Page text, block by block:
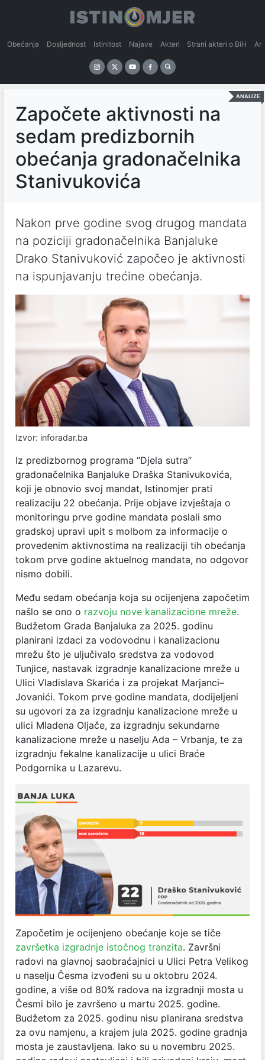
Obećanja Dosljednost Istinitost Najave Akteri Strani akteri o BiH
ANALIZE
Započete aktivnosti na
sedam predizbornih
obećanja gradonačelnika
Stanivukovića
Nakon prve godine svog drugog mandata
na poziciji gradonačelnika Banjaluke
Drako Stanivuković započeo je aktivnosti
na ispunjavanju trećine obećanja.
Izvor: inforadar.ba
Iz predizbornog programa “Djela sutra”
gradonačelnika Banjaluke Draška Stanivukovića,
koji je obnovio svoj mandat, Istinomjer prati
realizaciju 22 obećanja. Prije objave izvještaja o
monitoringu prve godine mandata poslali smo
gradskoj upravi upit s molbom za informacije o
provedenim aktivnostima na realizaciji tih obećanja
tokom prve godine aktuelnog mandata, no odgovor
nismo dobili.
Među sedam obećanja koja su ocijenjena započetim
našlo se ono o razvoju nove kanalizacione mreže.
Budžetom Grada Banjaluka za 2025. godinu
planirani izdaci za vodovodnu i kanalizacionu
mrežu što je uljučivalo sredstva za vodovod
Tunjice, nastavak izgradnje kanalizacione mreže u
Ulici Vladislava Skarića i za projekat Marjanci–
Jovanići. Tokom prve godine mandata, dodijeljeni
su ugovori za za izgradnju kanalizacione mreže u
ulici Mladena Oljače, za izgradnju sekundarne
kanalizacione mreže u naselju Ada – Vrbanja, te za
izgradnju fekalne kanalizacije u ulici Braće
Podgornika u Lazarevu.
Započetim je ocijenjeno obećanje koje se tiče
završetka izgradnje istočnog tranzita. Završni
radovi na glavnoj saobraćajnici u Ulici Petra Velikog
u naselju Česma izvođeni su u oktobru 2024.
godine, a više od 80% radova na izgradnji mosta u
Česmi bilo je završeno u martu 2025. godine.
Budžetom za 2025. godinu nisu planirana sredstva
za ovu namjenu, a krajem jula 2025. godine gradnja
mosta je zaustavljena. Iako su u novembru 2025.